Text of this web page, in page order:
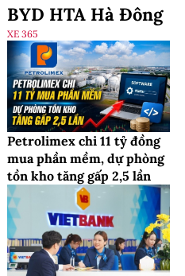
BYD HTA Hà Đông
XE 365
Petrolimex chi 11 tỷ đồng
mua phần mềm, dự phòng
tồn kho tăng gấp 2,5 lần